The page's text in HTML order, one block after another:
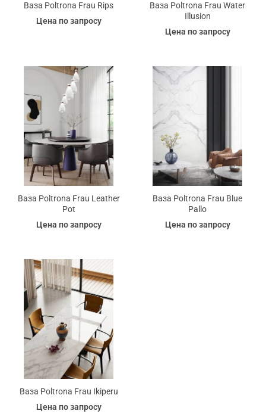
Ваза Poltrona Frau Rips
Цена по запросу
Ваза Poltrona Frau Water
Illusion
Цена по запросу
Ваза Poltrona Frau Leather
Pot
Цена по запросу
Ваза Poltrona Frau Blue
Pallo
Цена по запросу
Ваза Poltrona Frau Ikiperu
Цена по запросу